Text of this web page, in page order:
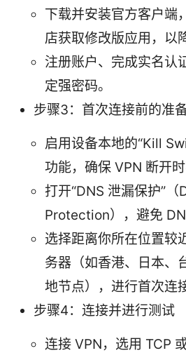
下载并安装官方客户端
店获取修改版应用，以
注册账户、完成实名认
定强密码。
步骤3：首次连接前的准
启用设备本地的“Kill
功能，确保 VPN 断开时
打开“DNS 泄漏保护”（
Protection），避免
选择距离你所在位置较
务器（如香港、日本、
地节点），进行首次连
步骤4：连接并进行测试
连接 VPN，选用 TCP